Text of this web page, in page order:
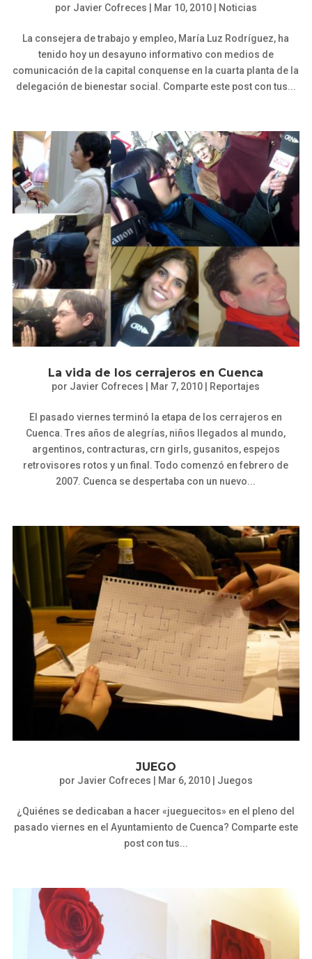
por Javier Cofreces Mar 10, 2010| Noticias
La consejera de trabajo y empleo, María Luz Rodríguez, ha
tenido hoy un desayuno informativo con medios de
comunicación de la capital conquense en la cuarta planta de la
delegación de bienestar social. Comparte este post con tus...
La vida de los cerrajeros en Cuenca
por Javier Cofreces Mar 7, 2010 Reportajes
El pasado viernes terminó la etapa de los cerrajeros en
Cuenca. Tres años de alegrías, niños llegados al mundo,
argentinos, contracturas, crn girls, gusanitos, espejos
retrovisores rotos y un final. Todo comenzó en febrero de
2007. Cuenca se despertaba con un nuevo...
JUEGO
por Javier Cofreces Mar 6, 2010| Juegos
¿Quiénes se dedicaban a hacer «jueguecitos» en el pleno del
pasado viernes en el Ayuntamiento de Cuenca? Comparte este
post con tus...